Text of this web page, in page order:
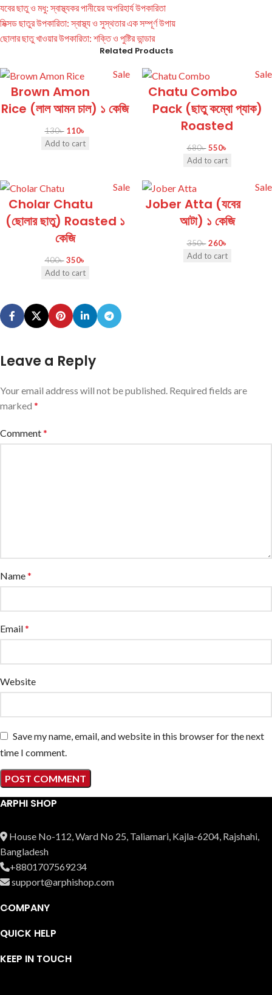
যবের ছাতু ও মধু: স্বাস্থ্যকর পানীয়ের অপরিহার্য উপকারিতা
মিক্সড ছাতুর উপকারিতা: স্বাস্থ্য ও সুস্থতার এক সম্পূর্ণ উপায়
ছোলার ছাতু খাওয়ার উপকারিতা: শক্তি ও পুষ্টির ভান্ডার
Related Products
Sale
Brown Amon
Rice (লাল আমন চাল) ১ কেজি
130৳ 110৳
Add to cart
Sale
Chatu Combo
Pack (ছাতু কম্বো প্যাক)
Roasted
680৳ 550৳
Add to cart
Sale
Cholar Chatu
(ছোলার ছাতু) Roasted ১
কেজি
400৳ 350৳
Add to cart
Sale
Jober Atta (যবের
আটা) ১ কেজি
350৳ 260৳
Add to cart
Leave a Reply
Your email address will not be published. Required fields are
marked *
Comment*
Name*
Email*
Website
Save my name, email, and website in this browser for the next
time I comment.
ARPHI SHOP
House No-112, Ward No 25, Taliamari, Kajla-6204, Rajshahi,
Bangladesh
+8801707569234
support@arphishop.com
COMPANY
QUICK HELP
KEEP IN TOUCH